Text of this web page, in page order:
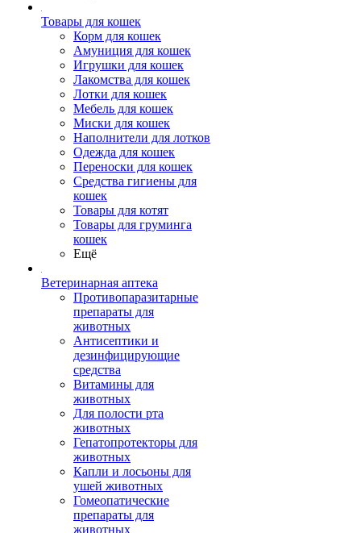
Товары для кошек
Корм для кошек
Амуниция для кошек
Игрушки для кошек
Лакомства для кошек
Лотки для кошек
Мебель для кошек
Миски для кошек
Наполнители для лотков
Одежда для кошек
Переноски для кошек
Средства гигиены для
кошек
Товары для котят
Товары для груминга
кошек
Ещё
Ветеринарная аптека
Противопаразитарные
препараты для
животных
Антисептики и
дезинфицирующие
средства
Витамины для
животных
Для полости рта
животных
Гепатопротекторы для
животных
Капли и лосьоны для
ушей животных
Гомеопатические
препараты для
животных